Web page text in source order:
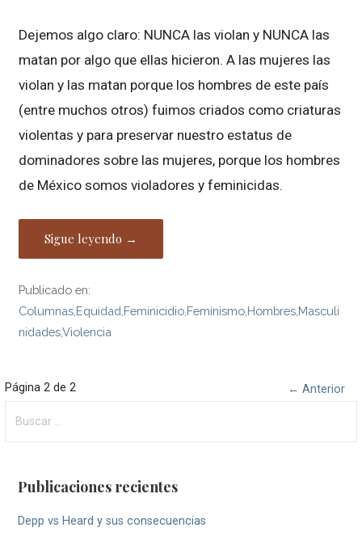
Dejemos algo claro: NUNCA las violan y NUNCA las
matan por algo que ellas hicieron. A las mujeres las
violan y las matan porque los hombres de este país
(entre muchos otros) fuimos criados como criaturas
violentas y para preservar nuestro estatus de
dominadores sobre las mujeres, porque los hombres
de México somos violadores y feminicidas.
Sigue leyendo →
Publicado en:
Columnas Equidad Feminicidio Feminismo Hombres Masculi
nidades,Violencia
Navegación
por
Página 2 de 2 ← Anterior
Publicaciones recientes
Depp vs Heard y sus consecuencias